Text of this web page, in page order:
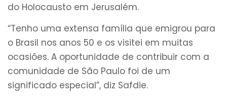
do Holocausto em Jerusalém.
“Tenho uma extensa família que emigrou para
o Brasil nos anos 50 e os visitei em muitas
ocasiões. A oportunidade de contribuir com a
comunidade de São Paulo foi de um
significado especial”, diz Safdie.